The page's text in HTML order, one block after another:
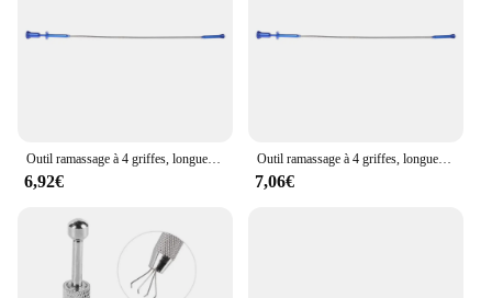
Outil ramassage à 4 griffes, longue portée, poignée à ressort Flexible, courbe courbure étroite, TOP ones
6,92€
Outil ramassage à 4 griffes, longue portée, poignée à ressort flexible, pince à courbe étroite
7,06€